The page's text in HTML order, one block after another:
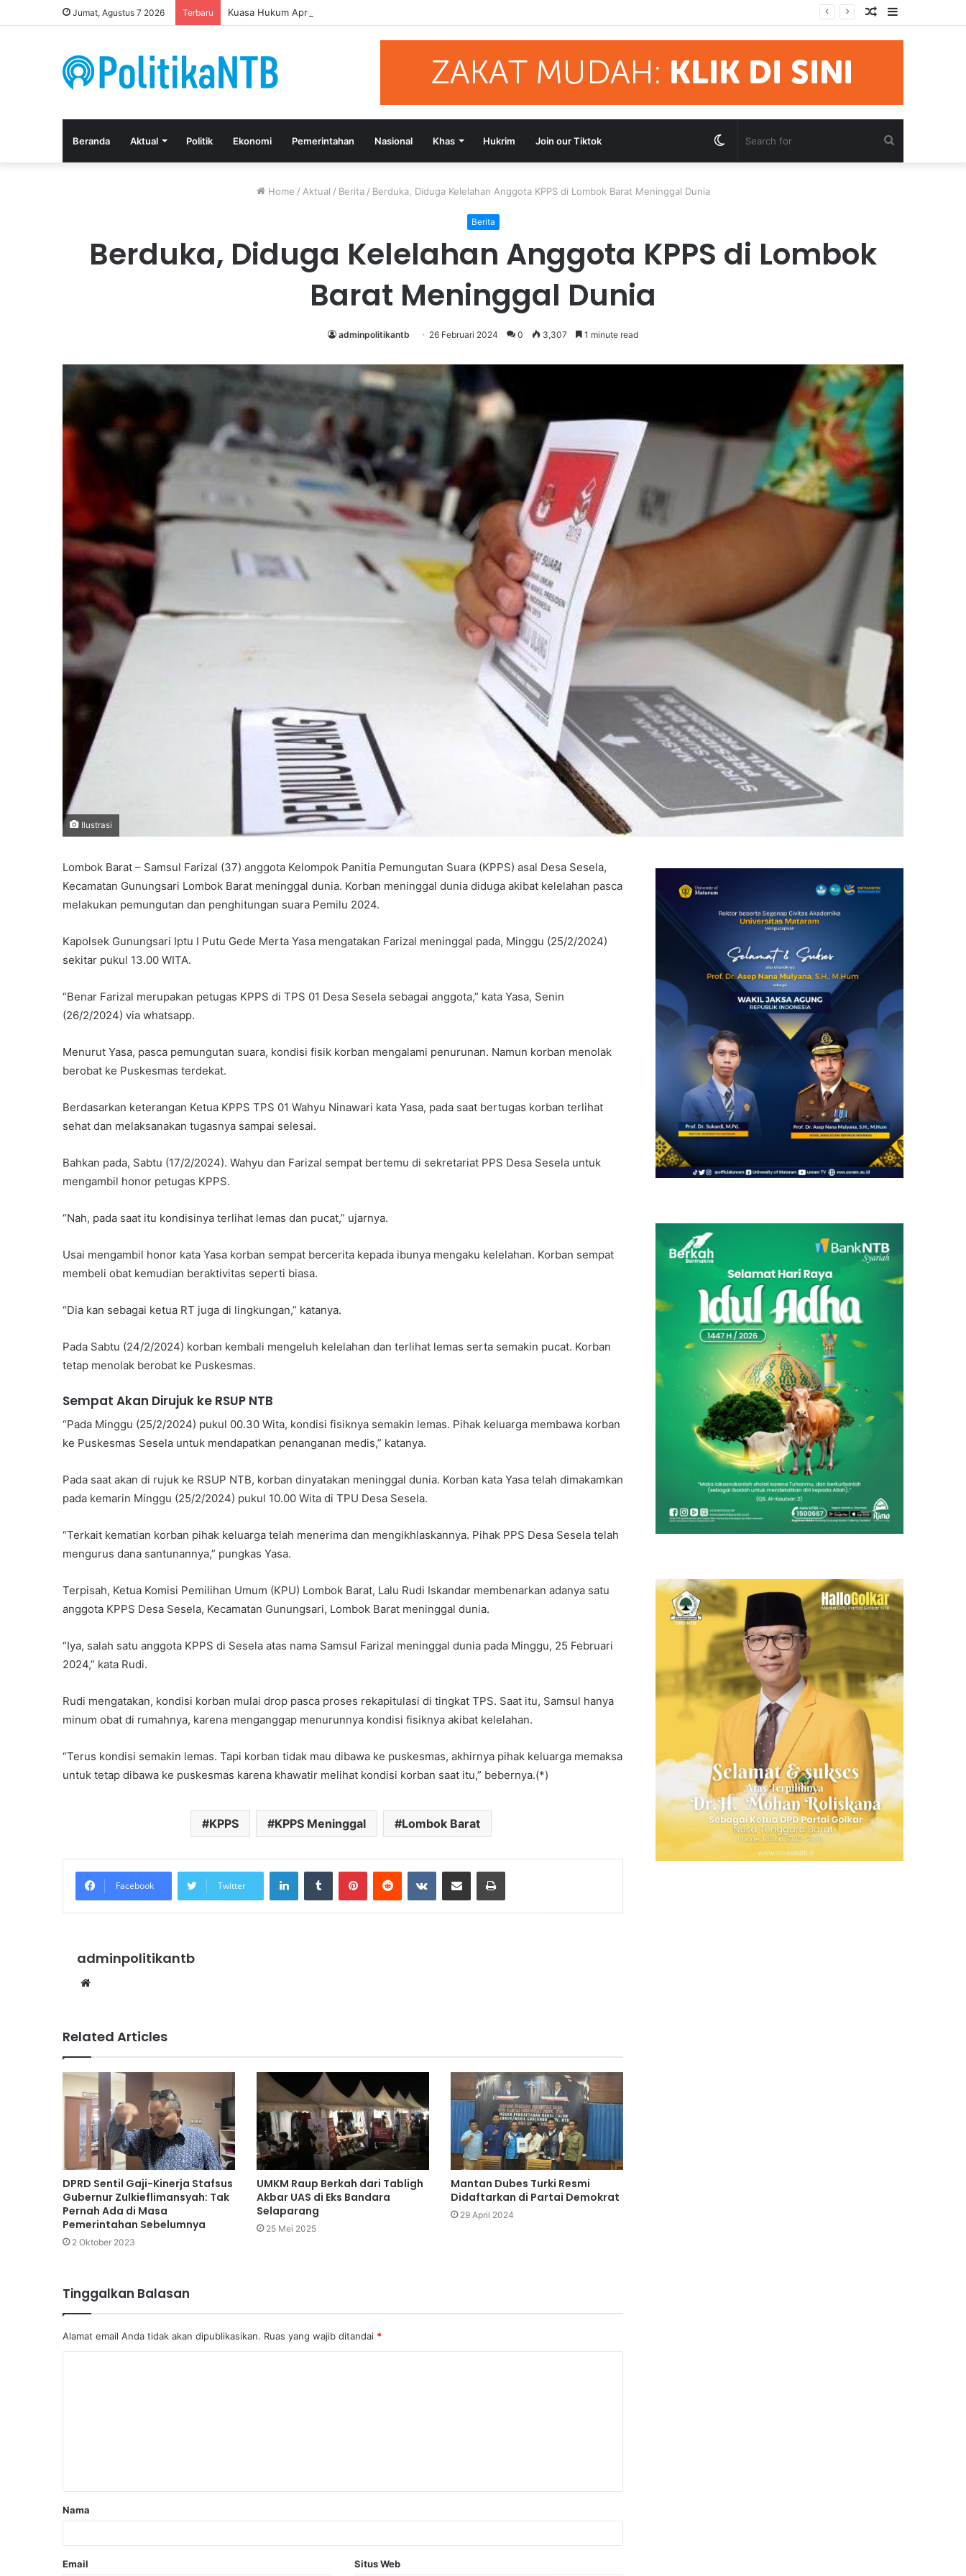
Jumat, Agustus 7 2026 Terbaru Kuasa Hukum Apresiasi Putusan Bebas Tiga Terdakwa Kasus Gratifikasi DPRD NTB, Ajak Semua Pihak Hormati Supremasi Hukum Sidebar
Random
Article
Beranda Aktual Politik Ekonomi Pemerintahan Nasional Khas Hukrim Join our Tiktok Switch
Home / Aktual / Berita / Berduka, Diduga Kelelahan Anggota KPPS di Lombok Barat Meninggal Dunia
Berita
Berduka, Diduga Kelelahan Anggota KPPS di Lombok
Barat Meninggal Dunia
adminpolitikantb 26 Februari 2024 0 3,307 1 minute read
Ilustrasi
Lombok Barat – Samsul Farizal (37) anggota Kelompok Panitia Pemungutan Suara (KPPS) asal Desa Sesela,
Kecamatan Gunungsari Lombok Barat meninggal dunia. Korban meninggal dunia diduga akibat kelelahan pasca
melakukan pemungutan dan penghitungan suara Pemilu 2024.
Kapolsek Gunungsari Iptu I Putu Gede Merta Yasa mengatakan Farizal meninggal pada, Minggu (25/2/2024)
sekitar pukul 13.00 WITA.
“Benar Farizal merupakan petugas KPPS di TPS 01 Desa Sesela sebagai anggota,” kata Yasa, Senin
(26/2/2024) via whatsapp.
Menurut Yasa, pasca pemungutan suara, kondisi fisik korban mengalami penurunan. Namun korban menolak
berobat ke Puskesmas terdekat.
Berdasarkan keterangan Ketua KPPS TPS 01 Wahyu Ninawari kata Yasa, pada saat bertugas korban terlihat
sehat dan melaksanakan tugasnya sampai selesai.
Bahkan pada, Sabtu (17/2/2024). Wahyu dan Farizal sempat bertemu di sekretariat PPS Desa Sesela untuk
mengambil honor petugas KPPS.
“Nah, pada saat itu kondisinya terlihat lemas dan pucat,” ujarnya.
Usai mengambil honor kata Yasa korban sempat bercerita kepada ibunya mengaku kelelahan. Korban sempat
membeli obat kemudian beraktivitas seperti biasa.
“Dia kan sebagai ketua RT juga di lingkungan,” katanya.
Pada Sabtu (24/2/2024) korban kembali mengeluh kelelahan dan terlihat lemas serta semakin pucat. Korban
tetap menolak berobat ke Puskesmas.
Sempat Akan Dirujuk ke RSUP NTB
“Pada Minggu (25/2/2024) pukul 00.30 Wita, kondisi fisiknya semakin lemas. Pihak keluarga membawa korban
ke Puskesmas Sesela untuk mendapatkan penanganan medis,” katanya.
Pada saat akan di rujuk ke RSUP NTB, korban dinyatakan meninggal dunia. Korban kata Yasa telah dimakamkan
pada kemarin Minggu (25/2/2024) pukul 10.00 Wita di TPU Desa Sesela.
“Terkait kematian korban pihak keluarga telah menerima dan mengikhlaskannya. Pihak PPS Desa Sesela telah
mengurus dana santunannya,” pungkas Yasa.
Terpisah, Ketua Komisi Pemilihan Umum (KPU) Lombok Barat, Lalu Rudi Iskandar membenarkan adanya satu
anggota KPPS Desa Sesela, Kecamatan Gunungsari, Lombok Barat meninggal dunia.
“Iya, salah satu anggota KPPS di Sesela atas nama Samsul Farizal meninggal dunia pada Minggu, 25 Februari
2024,” kata Rudi.
Rudi mengatakan, kondisi korban mulai drop pasca proses rekapitulasi di tingkat TPS. Saat itu, Samsul hanya
minum obat di rumahnya, karena menganggap menurunnya kondisi fisiknya akibat kelelahan.
“Terus kondisi semakin lemas. Tapi korban tidak mau dibawa ke puskesmas, akhirnya pihak keluarga memaksa
untuk tetap dibawa ke puskesmas karena khawatir melihat kondisi korban saat itu,” bebernya.(*)
KPPS KPPS Meninggal Lombok Barat
Facebook Twitter
LinkedInTumblr PinterestReddit VKontakteShare via Email Print
adminpolitikantb
Website
Related Articles
DPRD Sentil Gaji-Kinerja Stafsus
Gubernur Zulkieflimansyah: Tak
Pernah Ada di Masa
Pemerintahan Sebelumnya
2 Oktober 2023
UMKM Raup Berkah dari Tabligh
Akbar UAS di Eks Bandara
Selaparang
25 Mei 2025
Mantan Dubes Turki Resmi
Didaftarkan di Partai Demokrat
29 April 2024
Tinggalkan Balasan
Alamat email Anda tidak akan dipublikasikan. Ruas yang wajib ditandai *
Nama
Email Situs Web